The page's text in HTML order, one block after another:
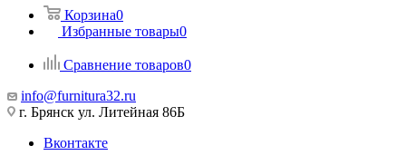
Корзина0
Избранные товары0
Сравнение товаров0
info@furnitura32.ru
г. Брянск ул. Литейная 86Б
Вконтакте